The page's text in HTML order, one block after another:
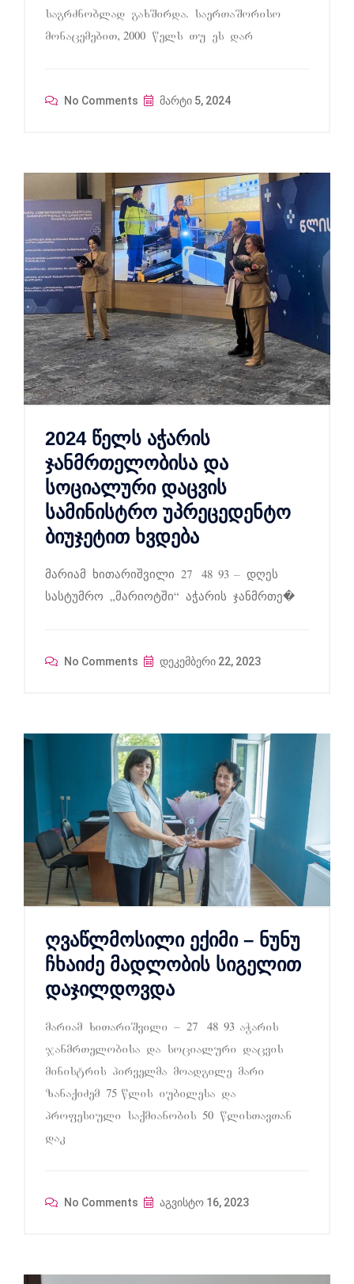
sagrZnoblad gaxSirda. saerTaSoriso
monacemebiT, 2000 wels Tu es dar
No Comments მარტი 5, 2024
2024 წელს აჭარის
ჯანმრთელობისა და
სოციალური დაცვის
სამინისტრო უპრეცედენტო
ბიუჯეტით ხვდება
მარიამ ხითარიშვილი 27 48 93 – დღეს
სასტუმრო „მარიოტში“ აჭარის ჯანმრთე�
No Comments დეკემბერი 22, 2023
ღვაწლმოსილი ექიმი – ნუნუ
ჩხაიძე მადლობის სიგელით
დაჯილდოვდა
mariam xiTariSvili – 27 48 93 aWaris
janmrTelobisa da socialuri dacvis
ministris pirvelma moadgile mari
zanaqiZem 75 wlis iubilesa da
profesiuli saqmianobis 50 wlisTavTan
dak
No Comments აგვისტო 16, 2023